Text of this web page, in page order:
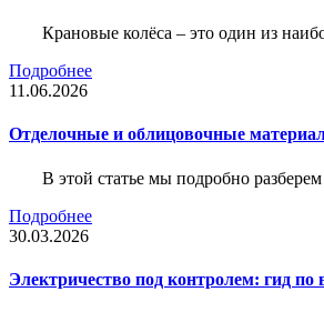
Крановые колёса – это один из
Подробнее
11.06.2026
Отделочные и облицовочные
В этой статье мы подробно
Подробнее
30.03.2026
Электричество под контролем: гид